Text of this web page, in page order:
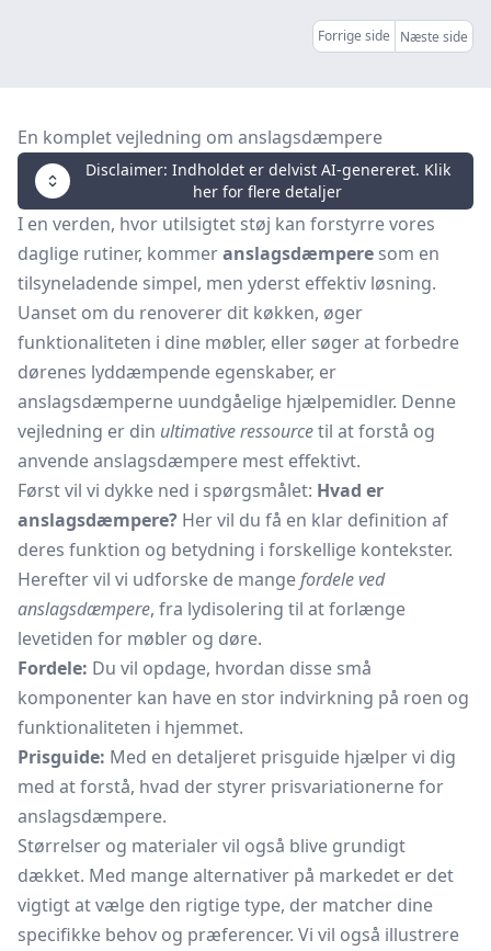
Forrige side Næste side
En komplet vejledning om anslagsdæmpere
Disclaimer: Indholdet er delvist AI-genereret. Klik
her for flere detaljer
I en verden, hvor utilsigtet støj kan forstyrre vores
daglige rutiner, kommeranslagsdæmpere som en
tilsyneladende simpel, men yderst effektiv løsning.
Uanset om du renoverer dit køkken, øger
funktionaliteten i dine møbler, eller søger at forbedre
dørenes lyddæmpende egenskaber, er
anslagsdæmperne uundgåelige hjælpemidler. Denne
vejledning er din ultimative ressourcetil at forstå og
anvende anslagsdæmpere mest effektivt.
Først vil vi dykke ned i spørgsmålet: Hvad er
anslagsdæmpere? Her vil du få en klar definition af
deres funktion og betydning i forskellige kontekster.
Herefter vil vi udforske de mangefordele ved
anslagsdæmpere, fra lydisolering til at forlænge
levetiden for møbler og døre.
Fordele: Du vil opdage, hvordan disse små
komponenter kan have en stor indvirkning på roen og
funktionaliteten i hjemmet.
Prisguide: Med en detaljeret prisguide hjælper vi dig
med at forstå, hvad der styrer prisvariationerne for
anslagsdæmpere.
Størrelser og materialer vil også blive grundigt
dækket. Med mange alternativer på markedet er det
vigtigt at vælge den rigtige type, der matcher dine
specifikke behov og præferencer. Vi vil også illustrere